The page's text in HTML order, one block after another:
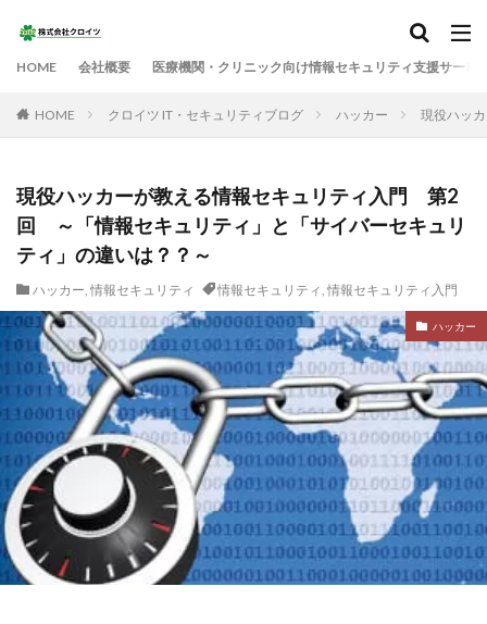
HOME 会社概要 医療機関・クリニック向け情報セキュリティ支援サービ
HOME クロイツ IT・セキュリティブログ ハッカー 現役ハッ
現役ハッカーが教える情報セキュリティ入門 第2
回 ～「情報セキュリティ」と「サイバーセキュリ
ティ」の違いは？？～
ハッカー, 情報セキュリティ 情報セキュリティ, 情報セキュリティ入門
ハッカー